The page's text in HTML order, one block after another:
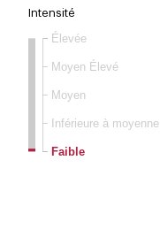
Intensité
Faible
Inférieure à moyenne
Moyen
Moyen Élevé
Élevée